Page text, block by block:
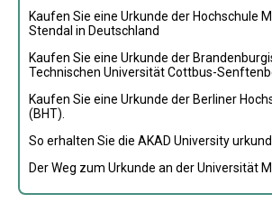
Kaufen Sie eine Urkunde der Hochschule
Stendal in Deutschland
Kaufen Sie eine Urkunde der
Technischen Universität Cottbus-
Kaufen Sie eine Urkunde der Berliner
(BHT).
So erhalten Sie die AKAD University
Der Weg zum Urkunde an der Universität